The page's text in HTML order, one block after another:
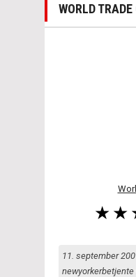
WORLD
11. september